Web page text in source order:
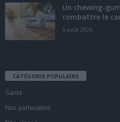
Un chewing-
combattre le
5 août 2026
CATÉGORIE POPULAIRE
Santé
Nos partenaires